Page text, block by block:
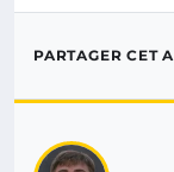
PARTAGER CET